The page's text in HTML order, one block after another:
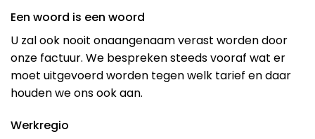
Een woord is een woord
U zal ook nooit onaangenaam verast worden door
onze factuur. We bespreken steeds vooraf wat er
moet uitgevoerd worden tegen welk tarief en daar
houden we ons ook aan.
Werkregio